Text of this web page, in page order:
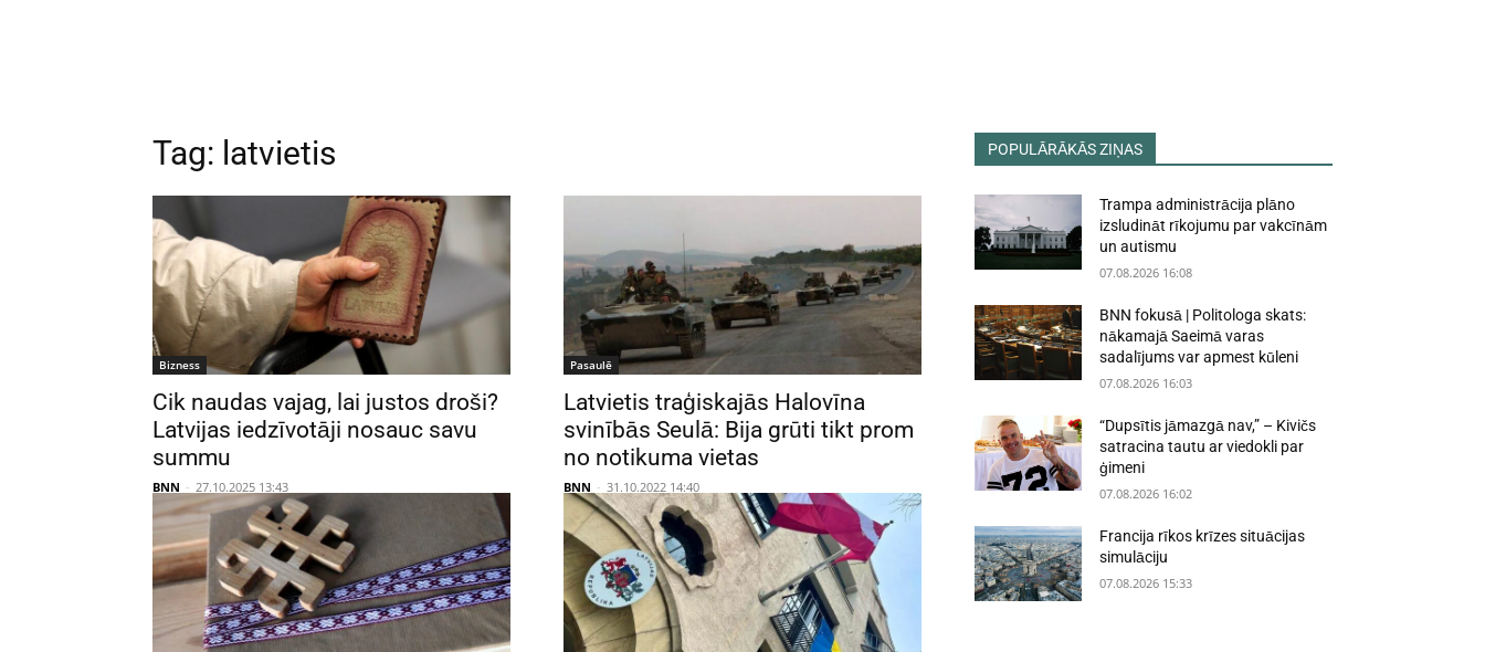
Tag: latvietis
Bizness
Cik naudas vajag, lai justos droši?
Latvijas iedzīvotāji nosauc savu
summu
BNN - 27.10.2025 13:43
Pasaulē
Latvietis traģiskajās Halovīna
svinībās Seulā: Bija grūti tikt prom
no notikuma vietas
BNN - 31.10.2022 14:40
POPULĀRĀKĀS ZIŅAS
Trampa administrācija plāno
izsludināt rīkojumu par vakcīnām
un autismu
07.08.2026 16:08
BNN fokusā | Politologa skats:
nākamajā Saeimā varas
sadalījums var apmest kūleni
07.08.2026 16:03
“Dupsītis jāmazgā nav,” – Kivičs
satracina tautu ar viedokli par
ģimeni
07.08.2026 16:02
Francija rīkos krīzes situācijas
simulāciju
07.08.2026 15:33